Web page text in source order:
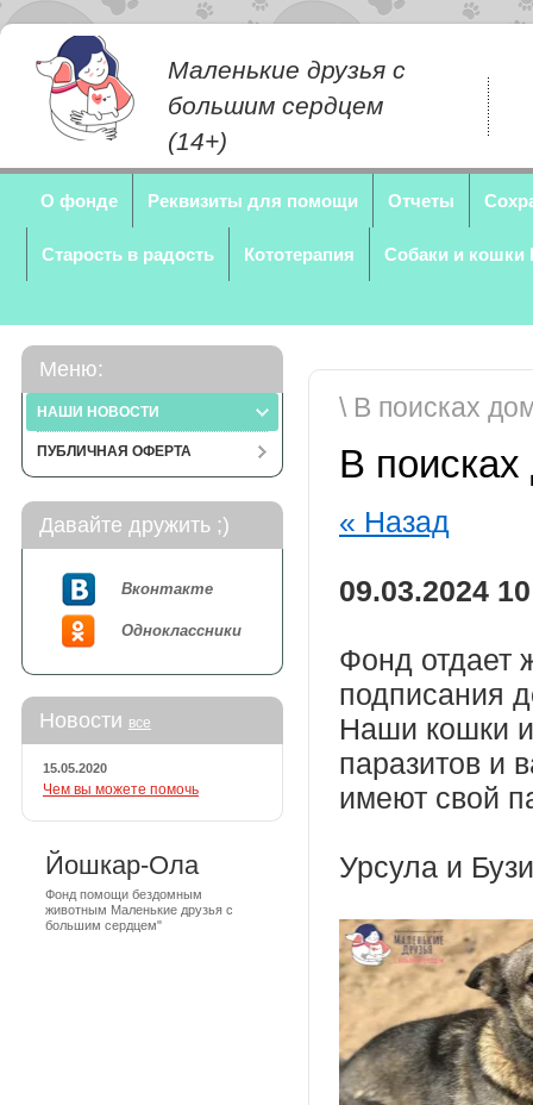
Маленькие друзья с
большим сердцем
(14+)
О фонде Реквизиты для помощи Отчеты
Старость в радость Кототерапия Собаки и кошки
Меню:
НАШИ НОВОСТИ
ПУБЛИЧНАЯ ОФЕРТА
Давайте дружить ;)
Вконтакте
Одноклассники
Новости все
15.05.2020
Чем вы можете помочь
Йошкар-Ола
Фонд помощи бездомным
животным Маленькие друзья с
большим сердцем"
\ В поисках
В
« Назад
09.03.2024
Фонд отдает
подписания
Наши кошки
паразитов и
имеют свой
Урсула и